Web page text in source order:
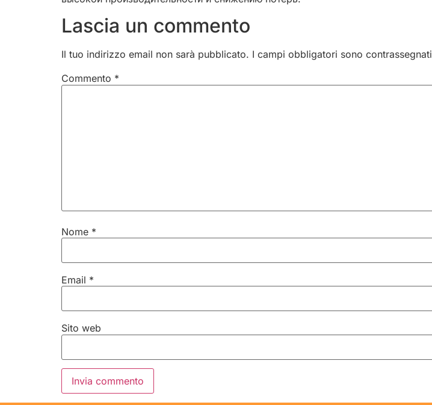
Lascia un commento
Il tuo indirizzo email non sarà pubblicato. I campi obbligatori sono contrassegnati
Commento *
Nome *
Email *
Sito web